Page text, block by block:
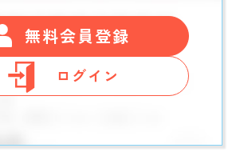
無料会員登録
ログイン